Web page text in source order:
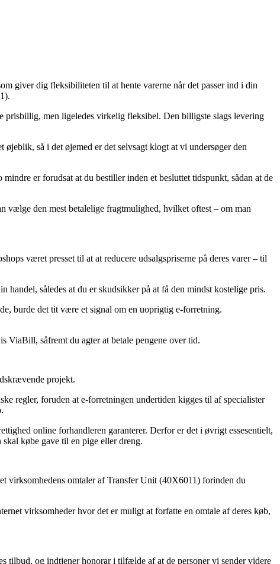
giver dig fleksibiliteten til at hente varerne når det passer ind i din
prisbillig, men ligeledes virkelig fleksibel. Den billigste slags levering
så i det øjemed er det selvsagt klogt at vi undersøger den
er forudsat at du bestiller inden et besluttet tidspunkt, sådan at de
vælge den mest betalelige fragtmulighed, hvilket oftest – om man
været presset til at at reducere udsalgspriserne på deres varer – til
således at du er skudsikker på at få den mindst kostelige pris.
burde det tit være et signal om en uoprigtig e-forretning.
ViaBill, såfremt du agter at betale pengene over tid.
projekt.
regler, foruden at e-forretningen undertiden kigges til af specialister
online forhandleren garanterer. Derfor er det i øvrigt essesentielt,
købe gave til en pige eller dreng.
virksomhedens omtaler af Transfer Unit (40X6011) forinden du
virksomheder hvor det er muligt at forfatte en omtale af deres køb,
tilbud, og indtjener honorar i tilfælde af at de personer vi sender videre